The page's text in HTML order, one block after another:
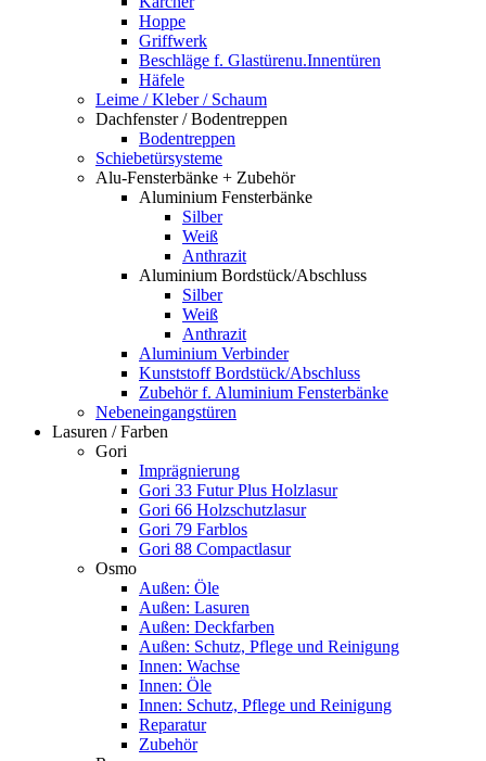
Hoppe
Griffwerk
Beschläge f. Glastürenu.Innentüren
Häfele
Leime / Kleber / Schaum
Dachfenster / Bodentreppen
Bodentreppen
Schiebetürsysteme
Alu-Fensterbänke + Zubehör
Aluminium Fensterbänke
Silber
Weiß
Anthrazit
Aluminium Bordstück/Abschluss
Silber
Weiß
Anthrazit
Aluminium Verbinder
Kunststoff Bordstück/Abschluss
Zubehör f. Aluminium Fensterbänke
Nebeneingangstüren
Lasuren / Farben
Gori
Imprägnierung
Gori 33 Futur Plus Holzlasur
Gori 66 Holzschutzlasur
Gori 79 Farblos
Gori 88 Compactlasur
Osmo
Außen: Öle
Außen: Lasuren
Außen: Deckfarben
Außen: Schutz, Pflege und Reinigung
Innen: Wachse
Innen: Öle
Innen: Schutz, Pflege und Reinigung
Reparatur
Zubehör